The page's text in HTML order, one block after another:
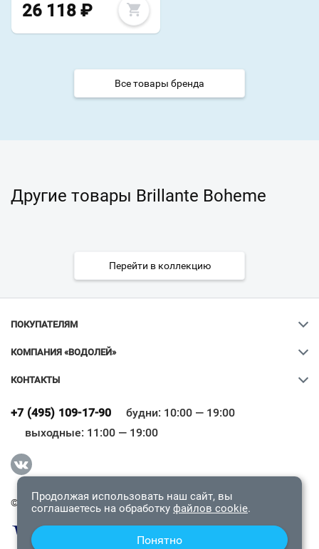
26 118 ₽
Все товары бренда
Другие товары Brillante Boheme
Перейти в коллекцию
ПОКУПАТЕЛЯМ
КОМПАНИЯ «ВОДОЛЕЙ»
КОНТАКТЫ
+7 (495) 109-17-90
будни: 10:00 — 19:00
выходные: 11:00 — 19:00
© 2009-2026 «Водолей Онлайн». Все права защищены.
Всё верно
Продолжая использовать наш сайт, вы
соглашаетесь на обработку файлов cookie.
Понятно